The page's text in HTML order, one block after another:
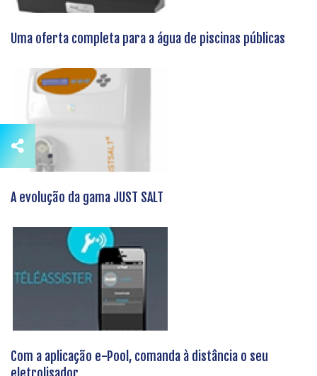
Uma oferta completa para a água de piscinas públicas
A evolução da gama JUST SALT
Com a aplicação e-Pool, comanda à distância o seu